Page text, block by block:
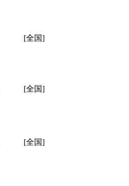
[全国]
[全国]
[全国]